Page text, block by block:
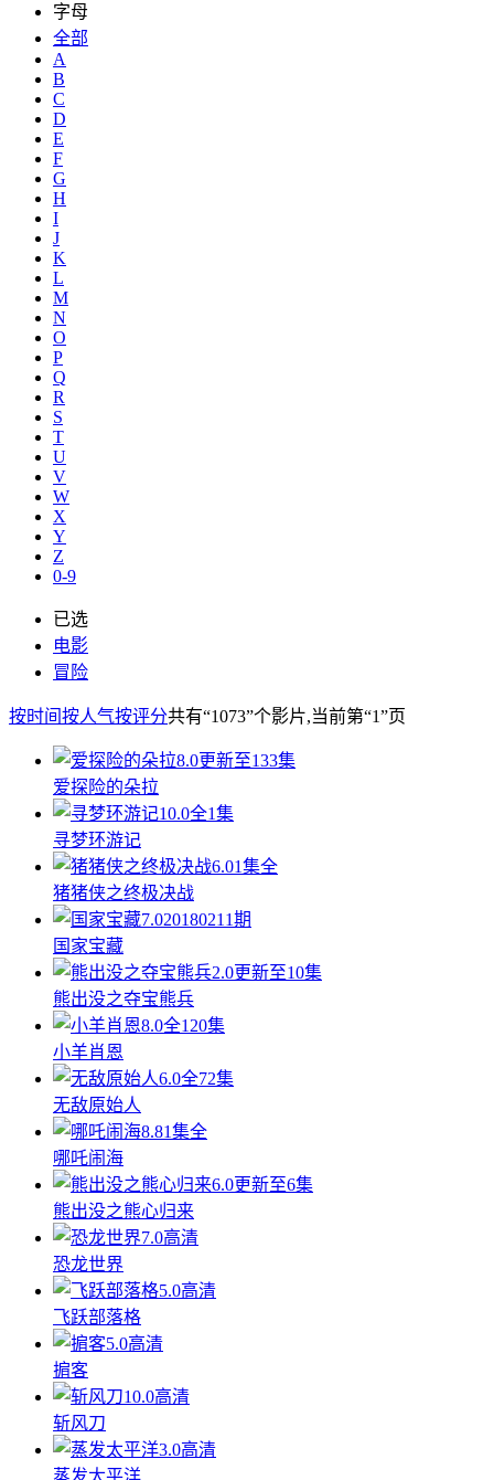
字母
全部
A
B
C
D
E
F
G
H
I
J
K
L
M
N
O
P
Q
R
S
T
U
V
W
X
Y
Z
0-9
已选
电影
冒险
按时间按人气按评分共有“1073”个影片,当前第“1”页
8.0更新至133集
爱探险的朵拉
10.0全1集
寻梦环游记
6.01集全
猪猪侠之终极决战
7.020180211期
国家宝藏
2.0更新至10集
熊出没之夺宝熊兵
8.0全120集
小羊肖恩
6.0全72集
无敌原始人
8.81集全
哪吒闹海
6.0更新至6集
熊出没之熊心归来
7.0高清
恐龙世界
5.0高清
飞跃部落格
5.0高清
掮客
10.0高清
斩风刀
3.0高清
蒸发太平洋